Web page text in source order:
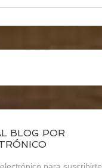
BLOG POR